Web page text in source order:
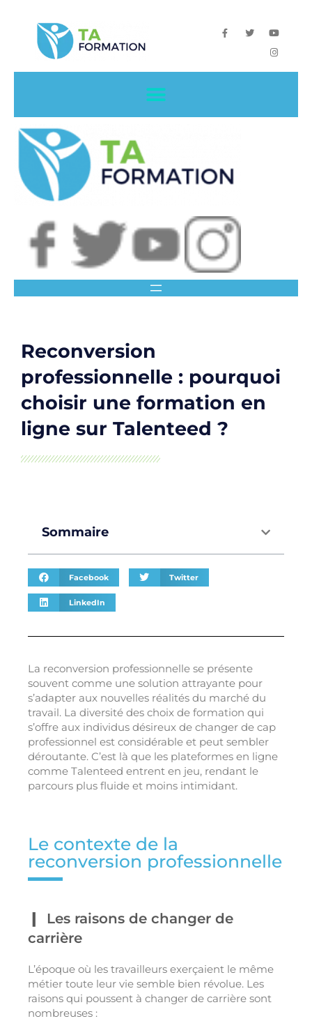
Reconversion
professionnelle : pourquoi
choisir une formation en
ligne sur Talenteed ?
Sommaire
Facebook Twitter
LinkedIn
La reconversion professionnelle se présente
souvent comme une solution attrayante pour
s’adapter aux nouvelles réalités du marché du
travail. La diversité des choix de formation qui
s’offre aux individus désireux de changer de cap
professionnel est considérable et peut sembler
déroutante. C’est là que les plateformes en ligne
comme Talenteed entrent en jeu, rendant le
parcours plus fluide et moins intimidant.
Le contexte de la
reconversion professionnelle
Les raisons de changer de
carrière
L’époque où les travailleurs exerçaient le même
métier toute leur vie semble bien révolue. Les
raisons qui poussent à changer de carrière sont
nombreuses :